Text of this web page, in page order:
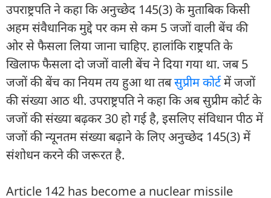
उपराष्ट्रपति ने कहा कि अनुच्छेद 145(3) के मुताबिक किसी
अहम संवैधानिक मुद्दे पर कम से कम 5 जजों वाली बेंच की
ओर से फैसला लिया जाना चाहिए. हालांकि राष्ट्रपति के
खिलाफ फैसला दो जजों वाली बेंच ने दिया गया था. जब 5
जजों की बेंच का नियम तय हुआ था तबसुप्रीम कोर्टमें जजों
की संख्या आठ थी. उपराष्ट्रपति ने कहा कि अब सुप्रीम कोर्ट के
जजों की संख्या बढ़कर 30 हो गई है, इसलिए संविधान पीठ में
जजों की न्यूनतम संख्या बढ़ाने के लिए अनुच्छेद 145(3) में
संशोधन करने की जरूरत है.
Article 142 has become a nuclear missile